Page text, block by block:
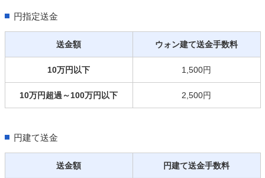
円指定送金
送金額 ウォン建て送金手数料
10万円以下 1,500円
10万円超過～100万円以下 2,500円
円建て送金
送金額 円建て送金手数料